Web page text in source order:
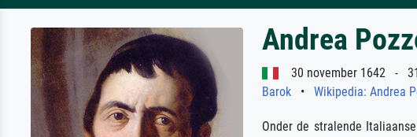
Andrea
30 november 1642 -
Barok • Wikipedia: Andrea
Onder de stralende